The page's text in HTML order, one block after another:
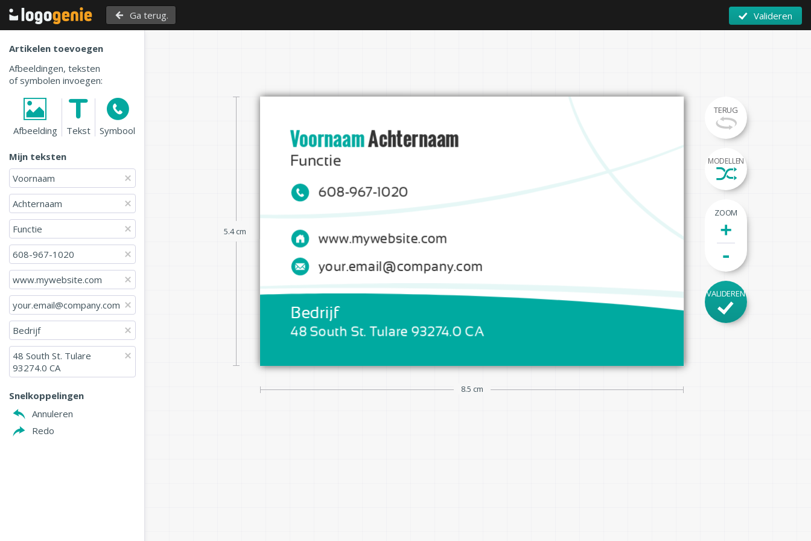
Ga terug. Valideren
Artikelen toevoegen
Afbeeldingen, teksten
of symbolen invoegen:
Afbeelding Tekst Symbool
Mijn teksten
Achternaam
Functie
608-967-1020
www.mywebsite.com
your.email@company.com
Bedrijf
48 South St. Tulare
93274.0 CA
Snelkoppelingen
Annuleren
Redo
5.4 cm
8.5 cm
TERUG
MODELLEN
ZOOM
+
-
VALIDEREN
Bedrijf
48 South St. Tulare 93274.0 CA
your.email@company.com
608-967-1020
www.mywebsite.com
Functie
Voornaam Achternaam
Voeg hier uw slogan in